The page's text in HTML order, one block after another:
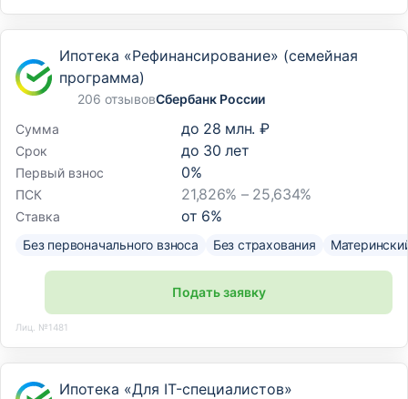
Ипотека «Рефинансирование» (семейная
программа)
206 отзывовСбербанк России
Сумма
до 28 млн. ₽
Срок до 30 лет
Первый взнос 0%
ПСК 21,826% – 25,634%
Ставка от 6%
Без первоначального взноса Без страхования
Подать заявку
Лиц. №1481
Ипотека «Для IT-специалистов»